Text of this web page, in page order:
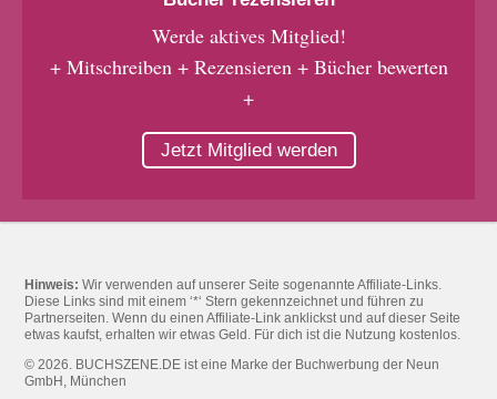
Werde aktives Mitglied!
+ Mitschreiben + Rezensieren + Bücher bewerten
+
Jetzt Mitglied werden
Hinweis: Wir verwenden auf unserer Seite sogenannte Affiliate-Links.
Diese Links sind mit einem ‘*‘ Stern gekennzeichnet und führen zu
Partnerseiten. Wenn du einen Affiliate-Link anklickst und auf dieser Seite
etwas kaufst, erhalten wir etwas Geld. Für dich ist die Nutzung kostenlos.
© 2026. BUCHSZENE.DE ist eine Marke der Buchwerbung der Neun
GmbH, München